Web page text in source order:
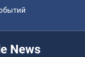
News